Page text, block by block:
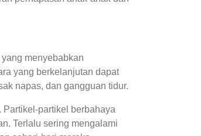
menyebabkan
yang berkelanjutan dapat
napas, dan gangguan tidur.
partikel berbahaya
Terlalu sering mengalami